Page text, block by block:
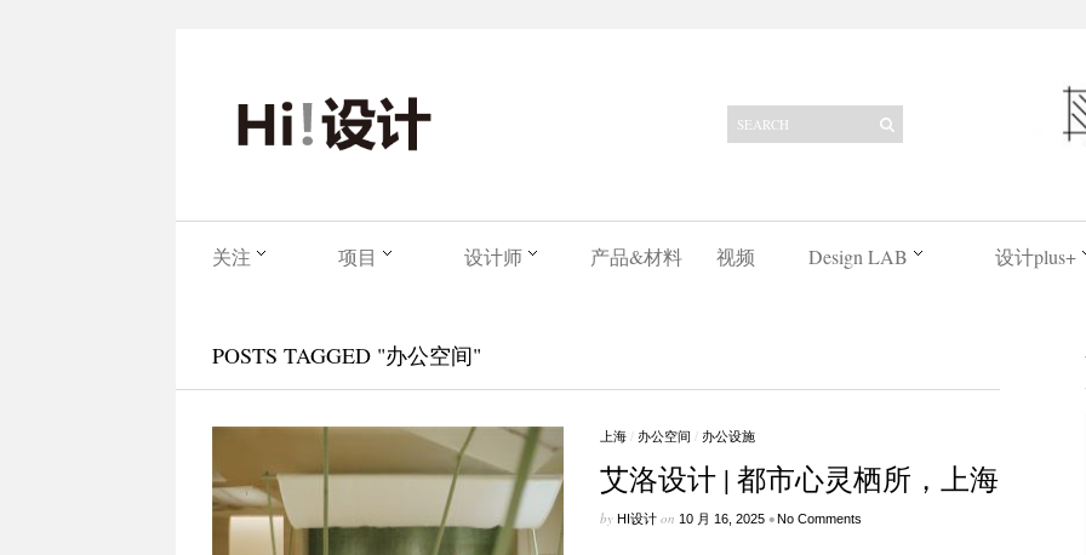
关注 项目 设计师 产品&材料 视频 Design LAB 设计plus+
POSTS TAGGED "办公空间"
上海/ 办公空间 / 办公设施
艾洛设计 | 都市心灵栖所，上海
by HI设计on 10 月 16, 2025 •No Comments